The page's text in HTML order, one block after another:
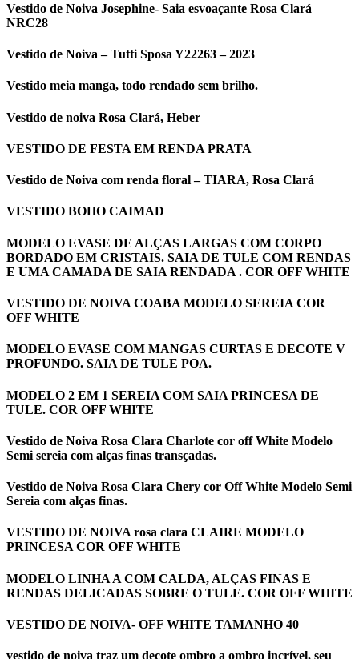
Vestido de Noiva Josephine- Saia esvoaçante Rosa Clará
NRC28
Vestido de Noiva – Tutti Sposa Y22263 – 2023
Vestido meia manga, todo rendado sem brilho.
Vestido de noiva Rosa Clará, Heber
VESTIDO DE FESTA EM RENDA PRATA
Vestido de Noiva com renda floral – TIARA, Rosa Clará
VESTIDO BOHO CAIMAD
MODELO EVASE DE ALÇAS LARGAS COM CORPO
BORDADO EM CRISTAIS. SAIA DE TULE COM RENDAS
E UMA CAMADA DE SAIA RENDADA . COR OFF WHITE
VESTIDO DE NOIVA COABA MODELO SEREIA COR
OFF WHITE
MODELO EVASE COM MANGAS CURTAS E DECOTE V
PROFUNDO. SAIA DE TULE POA.
MODELO 2 EM 1 SEREIA COM SAIA PRINCESA DE
TULE. COR OFF WHITE
Vestido de Noiva Rosa Clara Charlote cor off White Modelo
Semi sereia com alças finas transçadas.
Vestido de Noiva Rosa Clara Chery cor Off White Modelo Semi
Sereia com alças finas.
VESTIDO DE NOIVA rosa clara CLAIRE MODELO
PRINCESA COR OFF WHITE
MODELO LINHA A COM CALDA, ALÇAS FINAS E
RENDAS DELICADAS SOBRE O TULE. COR OFF WHITE
VESTIDO DE NOIVA- OFF WHITE TAMANHO 40
vestido de noiva traz um decote ombro a ombro incrível, seu